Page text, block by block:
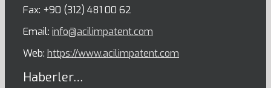
Fax: +90 (312) 481 00 62
Email: info@acilimpatent.com
Web: https://www.acilimpatent.com
Haberler…